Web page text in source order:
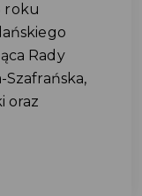
roku
Rady
Szafrańska,
oraz